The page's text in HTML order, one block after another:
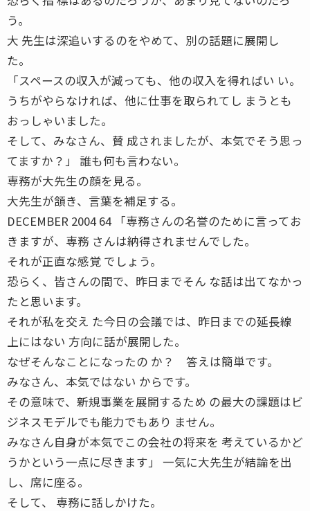
う。
大 先生は深追いするのをやめて、別の話題に展開し
た。
「スペースの収入が減っても、他の収入を得ればい い。
うちがやらなければ、他に仕事を取られてし まうとも
おっしゃいました。
そして、みなさん、賛 成されましたが、本気でそう思っ
てますか？」 誰も何も言わない。
専務が大先生の顔を見る。
大先生が頷き、言葉を補足する。
DECEMBER 2004 64 「専務さんの名誉のために言ってお
きますが、専務 さんは納得されませんでした。
それが正直な感覚 でしょう。
恐らく、皆さんの間で、昨日までそん な話は出てなかっ
たと思います。
それが私を交え た今日の会議では、昨日までの延長線
上にはない 方向に話が展開した。
なぜそんなことになったの か？ 答えは簡単です。
みなさん、本気ではない からです。
その意味で、新規事業を展開するため の最大の課題はビ
ジネスモデルでも能力でもあり ません。
みなさん自身が本気でこの会社の将来を 考えているかど
うかという一点に尽きます」 一気に大先生が結論を出
し、席に座る。
そして、 専務に話しかけた。